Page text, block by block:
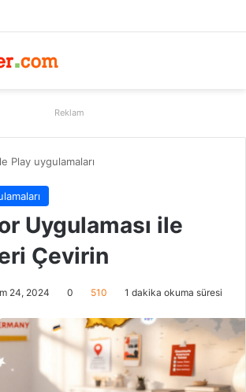
Reklam
Play uygulamaları
Uygulaması ile
Çevirin
24, 2024 0 510 1 dakika okuma süresi